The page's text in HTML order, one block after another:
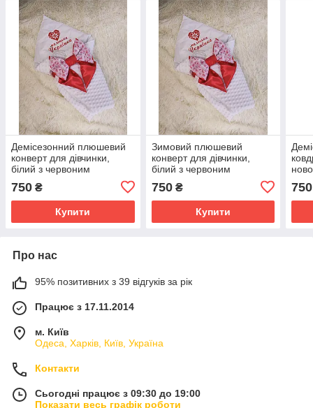
Демісезонний плюшевий
конверт для дівчинки,
білий з червоним
"Маленька Українка"
750 ₴
Купити
Зимовий плюшевий
конверт для дівчинки,
білий з червоним
"Маленька Українка"
750₴
Купити
750
Про нас
95% позитивних з 39 відгуків за рік
Працює з 17.11.2014
м. Київ
Одеса, Харків, Київ, Україна
Контакти
Сьогодні працює з 09:30 до 19:00
Показати весь графік роботи